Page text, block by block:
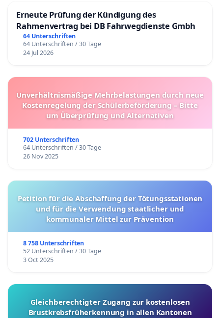
Erneute Prüfung der Kündigung des
Rahmenvertrag bei DB Fahrwegdienste Gmbh
64 Unterschriften
64 Unterschriften / 30 Tage
24 Jul 2026
Unverhältnismäßige Mehrbelastungen durch neue
Kostenregelung der Schülerbeförderung – Bitte
um Überprüfung und Alternativen
702 Unterschriften
64 Unterschriften / 30 Tage
26 Nov 2025
Petition für die Abschaffung der Tötungsstationen
und für die Verwendung staatlicher und
kommunaler Mittel zur Prävention
8 758 Unterschriften
52 Unterschriften / 30 Tage
3 Oct 2025
Gleichberechtigter Zugang zur kostenlosen
Brustkrebsfrüherkennung in allen Kantonen